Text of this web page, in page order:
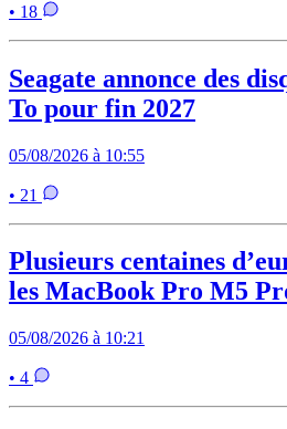
• 18
Seagate annonce des
To pour fin 2027
05/08/2026 à 10:55
• 21
Plusieurs centaines
les MacBook Pro M5
05/08/2026 à 10:21
• 4